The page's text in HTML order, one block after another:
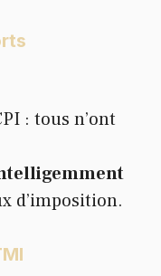
: tous n’ont
d’imposition.